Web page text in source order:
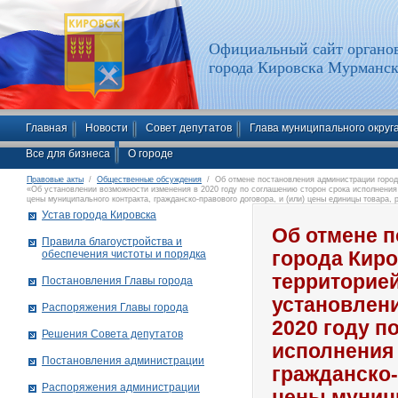
Официальный сайт
города Кировска
Главная Новости Совет депутатов Глава муниципального
Все для бизнеса О городе
Правовые акты / Общественные обсуждения / Об отмене постановления администрации
«Об установлении возможности изменения в 2020 году по соглашению сторон срока
цены муниципального контракта, гражданско-правового договора, и (или) цены единицы
гражданско-правовым договором»
Об отмене
города
2020 году
Устав города Кировска
Правила благоустройства и
обеспечения чистоты и порядка
Постановления Главы города
Распоряжения Главы города
Решения Совета депутатов
Постановления администрации
Распоряжения администрации